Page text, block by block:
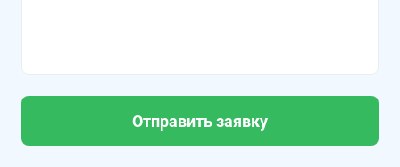
Отправить заявку